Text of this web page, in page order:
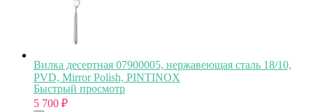
Вилка десертная 07900005, нержавеющая сталь 18/10,
PVD, Mirror Polish, PINTINOX
Быстрый просмотр
5 700 ₽